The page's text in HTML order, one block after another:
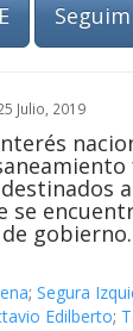
Julio, 2019
se
gobierno.
; Segura
Edilberto;